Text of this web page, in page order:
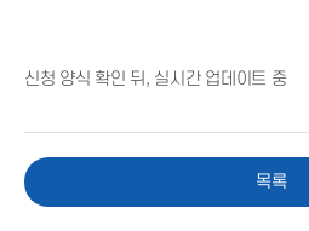
신청 양식 확인 뒤, 실시간 업데이트 중
목록